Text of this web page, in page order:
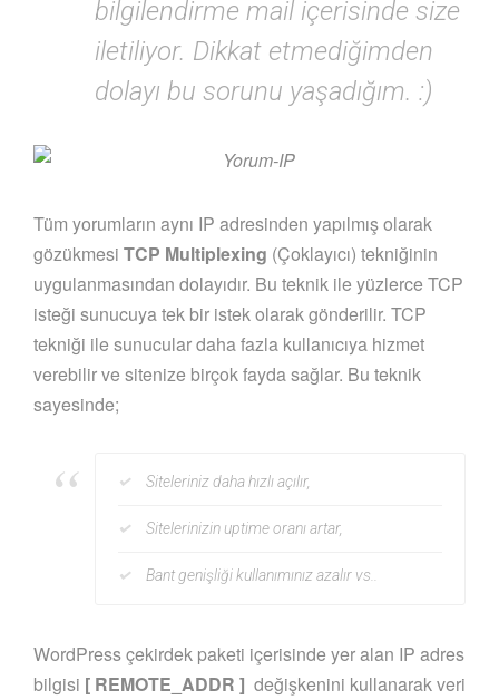
bilgilendirme mail içerisinde size
iletiliyor. Dikkat etmediğimden
dolayı bu sorunu yaşadığım. :)
Tüm yorumların aynı IP adresinden yapılmış olarak
gözükmesi TCP Multiplexing (Çoklayıcı) tekniğinin
uygulanmasından dolayıdır. Bu teknik ile yüzlerce TCP
isteği sunucuya tek bir istek olarak gönderilir. TCP
tekniği ile sunucular daha fazla kullanıcıya hizmet
verebilir ve sitenize birçok fayda sağlar. Bu teknik
sayesinde;
Siteleriniz daha hızlı açılır,
Sitelerinizin uptime oranı artar,
Bant genişliği kullanımınız azalır vs..
WordPress çekirdek paketi içerisinde yer alan IP adres
bilgisi [ REMOTE_ADDR ] değişkenini kullanarak veri